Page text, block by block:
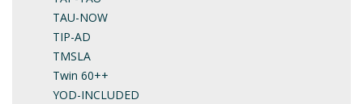
TAU-NOW
TIP-AD
TMSLA
Twin 60++
YOD-INCLUDED